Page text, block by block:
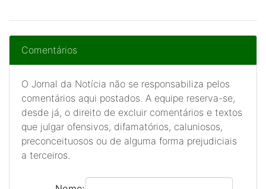
Comentários
O Jornal da Notícia não se responsabiliza pelos
comentários aqui postados. A equipe reserva-se,
desde já, o direito de excluir comentários e textos
que julgar ofensivos, difamatórios, caluniosos,
preconceituosos ou de alguma forma prejudiciais
a terceiros.